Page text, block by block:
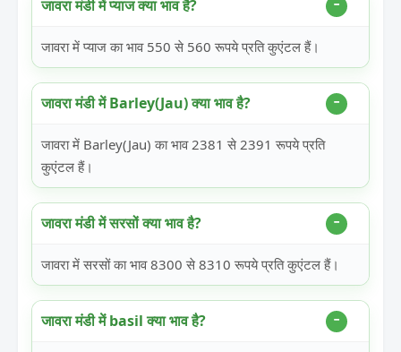
जावरा मंडी में प्याज क्या भाव है?
जावरा में प्याज का भाव 550 से 560 रूपये प्रति कुएंटल हैं।
जावरा मंडी में Barley(Jau) क्या भाव है?
जावरा में Barley(Jau) का भाव 2381 से 2391 रूपये प्रति
कुएंटल हैं।
जावरा मंडी में सरसों क्या भाव है?
जावरा में सरसों का भाव 8300 से 8310 रूपये प्रति कुएंटल हैं।
जावरा मंडी में basil क्या भाव है?